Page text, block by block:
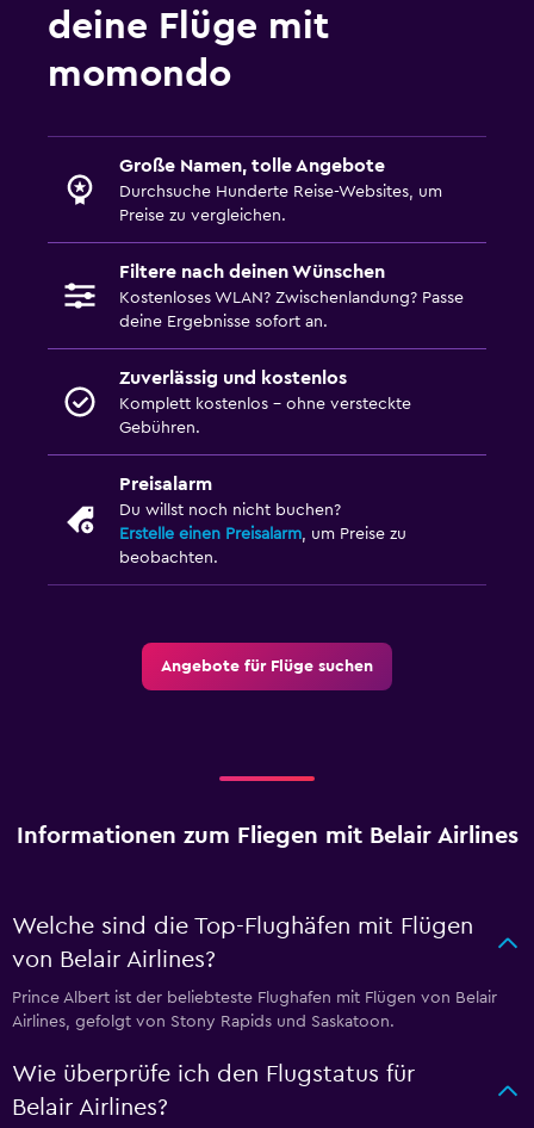
deine Flüge mit
momondo
Große Namen, tolle Angebote
Durchsuche Hunderte Reise-Websites, um
Preise zu vergleichen.
Filtere nach deinen Wünschen
Kostenloses WLAN? Zwischenlandung? Passe
deine Ergebnisse sofort an.
Zuverlässig und kostenlos
Komplett kostenlos – ohne versteckte
Gebühren.
Preisalarm
Du willst noch nicht buchen?
Erstelle einen Preisalarm , um Preise zu
beobachten.
Angebote für Flüge suchen
Informationen zum Fliegen mit Belair Airlines
Welche sind die Top-Flughäfen mit Flügen
von Belair Airlines?
Prince Albert ist der beliebteste Flughafen mit Flügen von Belair
Airlines, gefolgt von Stony Rapids und Saskatoon.
Wie überprüfe ich den Flugstatus für
Belair Airlines?